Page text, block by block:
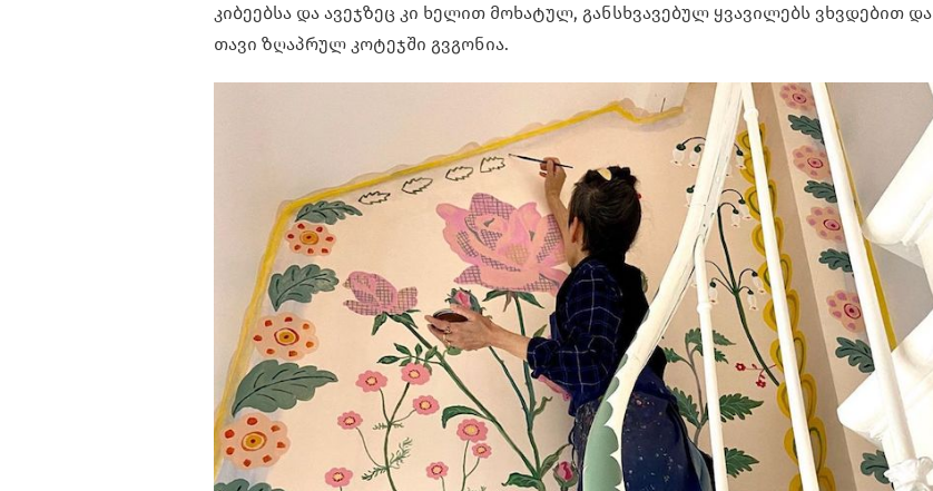
კიბეებსა და ავეჯზეც კი ხელით მოხატულ, განსხვავებულ ყვავილებს ვხვდებით და
თავი ზღაპრულ კოტეჯში გვგონია.